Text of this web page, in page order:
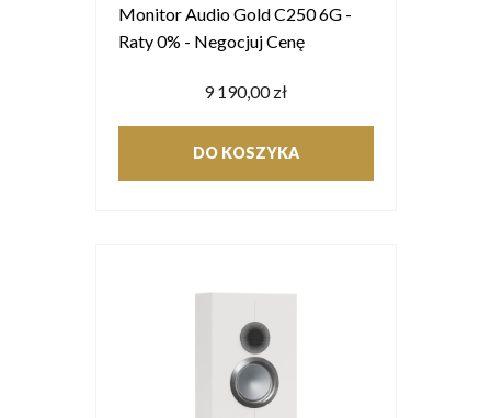
Monitor Audio Gold C250 6G -
Raty 0% - Negocjuj Cenę
9 190,00 zł
DO KOSZYKA